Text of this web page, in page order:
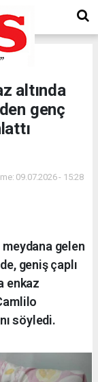
altında
genç
09.07.2026 - 15:28
gelen
geniş çaplı
enkaz
söyledi.